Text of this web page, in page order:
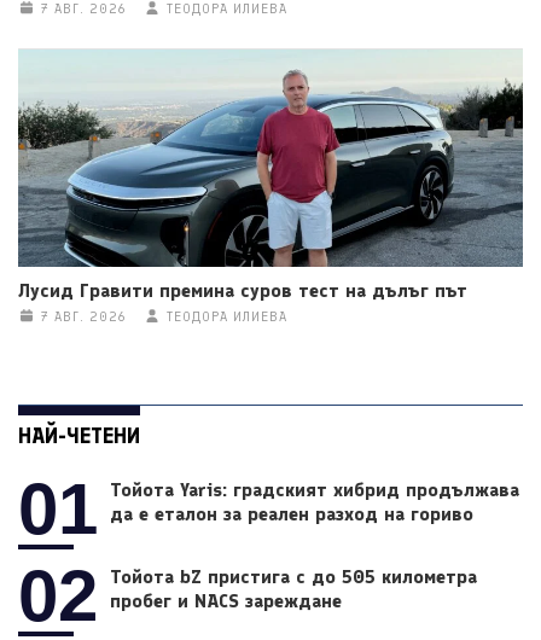
7 АВГ. 2026 ТЕОДОРА ИЛИЕВА
Лусид Гравити премина суров тест на дълъг път
7 АВГ. 2026 ТЕОДОРА ИЛИЕВА
НАЙ-ЧЕТЕНИ
01
Тойота Yaris: градският хибрид продължава
да е еталон за реален разход на гориво
02
Тойота bZ пристига с до 505 километра
пробег и NACS зареждане